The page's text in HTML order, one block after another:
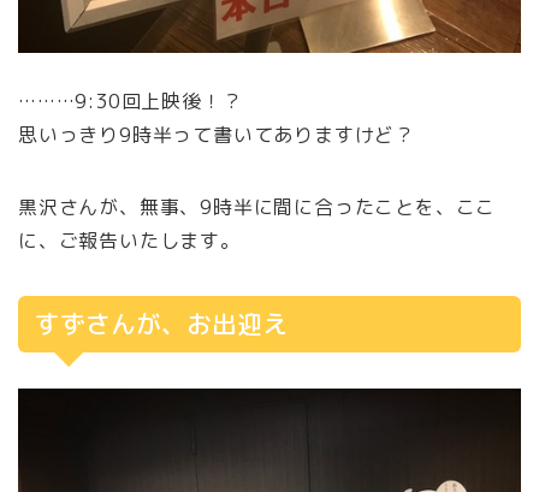
………9:30回上映後！？
思いっきり9時半って書いてありますけど？
黒沢さんが、無事、9時半に間に合ったことを、ここ
に、ご報告いたします。
すずさんが、お出迎え